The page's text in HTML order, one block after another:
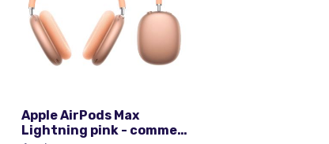
Apple AirPods Max
Lightning pink - comme